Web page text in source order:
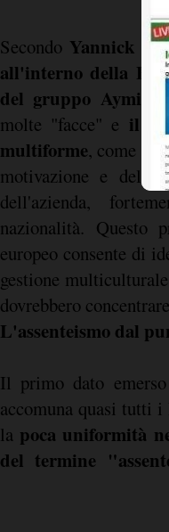
Secondo Yannick
all'interno della
del gruppo Ayming
molte "facce" e il
multiforme, come la
motivazione e del
dell'azienda,
nazionalità. Questo
europeo consente di
gestione
dovrebbero
L'assenteismo dal
Il primo dato
accomuna quasi tutti
la poca uniformità
del termine